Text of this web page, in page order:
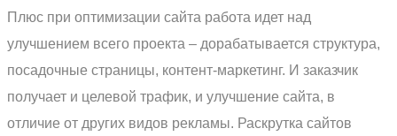
Плюс при оптимизации сайта работа идет над
улучшением всего проекта – дорабатывается структура,
посадочные страницы, контент-маркетинг. И заказчик
получает и целевой трафик, и улучшение сайта, в
отличие от других видов рекламы. Раскрутка сайтов